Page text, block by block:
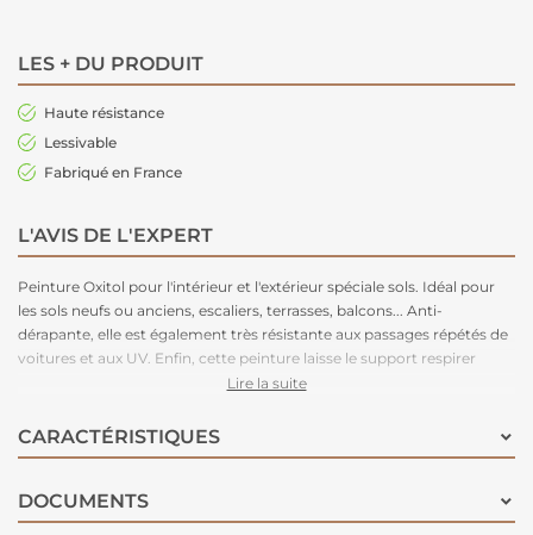
LES + DU PRODUIT
Haute résistance
Lessivable
Fabriqué en France
L'AVIS DE L'EXPERT
Peinture Oxitol pour l'intérieur et l'extérieur spéciale sols. Idéal pour
les sols neufs ou anciens, escaliers, terrasses, balcons... Anti-
dérapante, elle est également très résistante aux passages répétés de
voitures et aux UV. Enfin, cette peinture laisse le support respirer
Lire la suite
CARACTÉRISTIQUES
DOCUMENTS